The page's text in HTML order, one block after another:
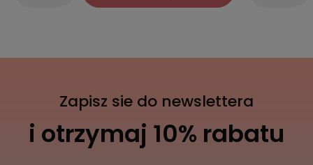
Zapisz sie do newslettera
i otrzymaj 10% rabatu